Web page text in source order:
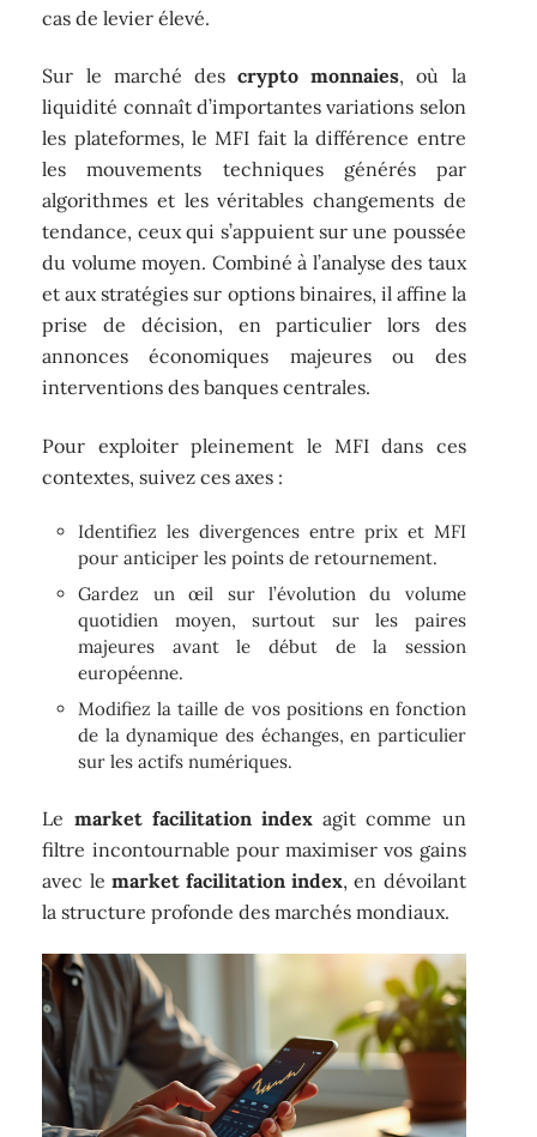
cas de levier élevé.
Sur le marché descrypto monnaies, où la
liquidité connaît d’importantes variations selon
les plateformes, le MFI fait la différence entre
les mouvements techniques générés par
algorithmes et les véritables changements de
tendance, ceux qui s’appuient sur une poussée
du volume moyen. Combiné à l’analyse des taux
et aux stratégies sur options binaires, il affine la
prise de décision, en particulier lors des
annonces économiques majeures ou des
interventions des banques centrales.
Pour exploiter pleinement le MFI dans ces
contextes, suivez ces axes :
Identifiez les divergences entre prix et MFI
pour anticiper les points de retournement.
Gardez un œil sur l’évolution du volume
quotidien moyen, surtout sur les paires
majeures avant le début de la session
européenne.
Modifiez la taille de vos positions en fonction
de la dynamique des échanges, en particulier
sur les actifs numériques.
Le market facilitation index agit comme un
filtre incontournable pour maximiser vos gains
avec le market facilitation index, en dévoilant
la structure profonde des marchés mondiaux.